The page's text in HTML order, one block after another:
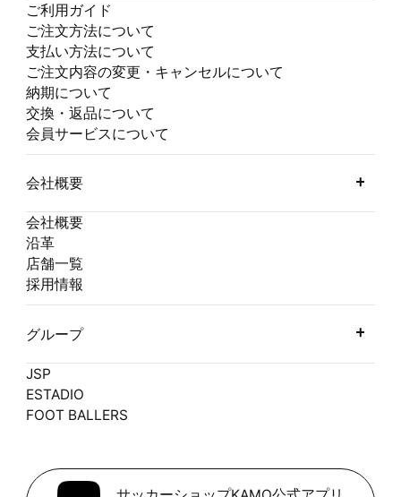
ご利用ガイド
ご注文方法について
支払い方法について
ご注文内容の変更・キャンセルについて
納期について
交換・返品について
会員サービスについて
会社概要
会社概要
沿革
店舗一覧
採用情報
グループ
JSP
ESTADIO
FOOT BALLERS